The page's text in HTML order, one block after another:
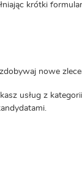
krótki
nowe
usług z kategorii